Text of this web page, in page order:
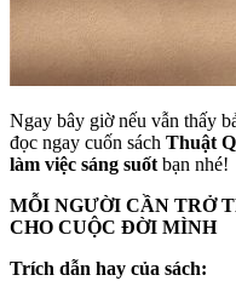
Ngay bây giờ nếu vẫn thấy
đọc ngay cuốn sách Thuật
làm việc sáng suốt bạn nhé!
MỖI NGƯỜI CẦN TRỞ
CHO CUỘC ĐỜI MÌNH
Trích dẫn hay của sách: